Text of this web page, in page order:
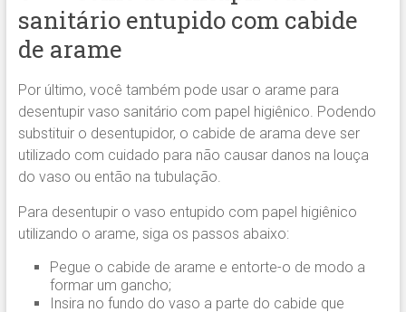
sanitário entupido com cabide
de arame
Por último, você também pode usar o arame para
desentupir vaso sanitário com papel higiênico. Podendo
substituir o desentupidor, o cabide de arama deve ser
utilizado com cuidado para não causar danos na louça
do vaso ou então na tubulação.
Para desentupir o vaso entupido com papel higiênico
utilizando o arame, siga os passos abaixo:
Pegue o cabide de arame e entorte-o de modo a
formar um gancho;
Insira no fundo do vaso a parte do cabide que